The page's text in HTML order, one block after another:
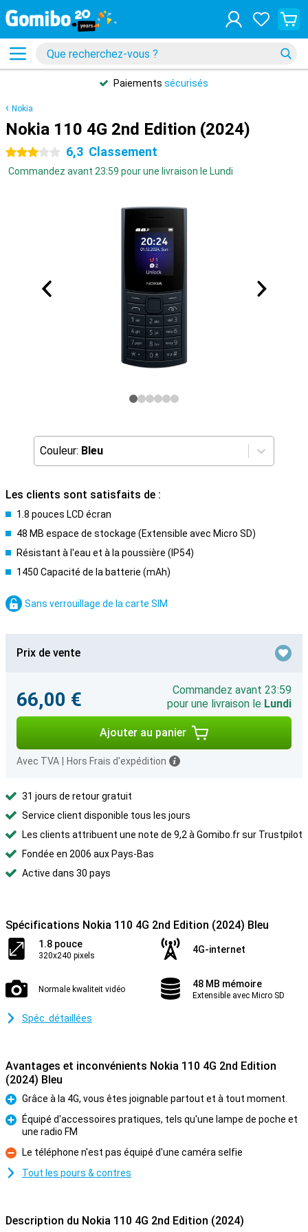
Paiements sécurisés
Nokia
Nokia 110 4G 2nd Edition (2024)
3 étoiles 6,3 Classement
Commandez avant 23:59 pour une livraison le Lundi
Couleur: Bleu
Les clients sont satisfaits de :
1.8 pouces LCD écran
48 MB espace de stockage (Extensible avec Micro SD)
Résistant à l'eau et à la poussière (IP54)
1450 Capacité de la batterie (mAh)
Sans verrouillage de la carte SIM
Prix de vente
66,00 €
Commandez avant 23:59
pour une livraison le Lundi
Ajouter au panier
Avec TVA Hors Frais d'expédition
31 jours de retour gratuit
Service client disponible tous les jours
Les clients attribuent une note de 9,2 à Gomibo.fr sur Trustpilot
Fondée en 2006 aux Pays-Bas
Active dans 30 pays
Spécifications Nokia 110 4G 2nd Edition (2024) Bleu
1.8 pouce
320x240 pixels
4G-internet
Normale kwaliteit vidéo 48 MB mémoire
Extensible avec Micro SD
Spéc. détaillées
Avantages et inconvénients Nokia 110 4G 2nd Edition
(2024) Bleu
Pour
Grâce à la 4G, vous êtes joignable partout et à tout moment.
Pour
Équipé d'accessoires pratiques, tels qu'une lampe de poche et
une radio FM
Contre
Le téléphone n'est pas équipé d'une caméra selfie
Tout les pours & contres
Description du Nokia 110 4G 2nd Edition (2024)